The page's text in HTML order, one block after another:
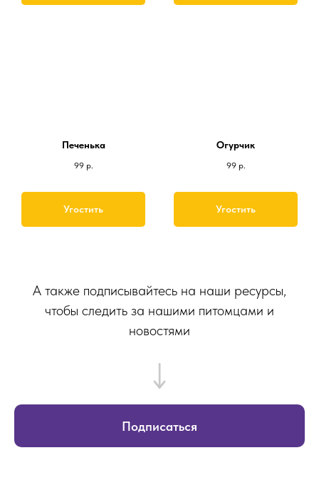
Печенька
99 р.
Угостить
Огурчик
99 р.
Угостить
А также подписывайтесь на наши ресурсы,
чтобы следить за нашими питомцами и
новостями
Подписаться